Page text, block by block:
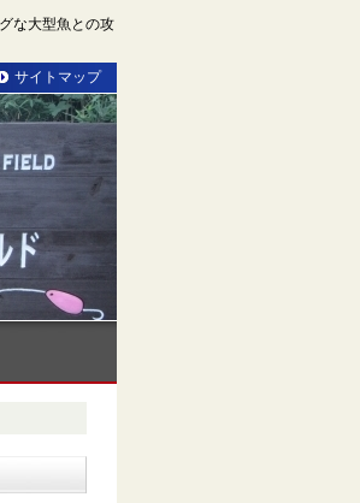
な大型魚との攻
サイトマップ